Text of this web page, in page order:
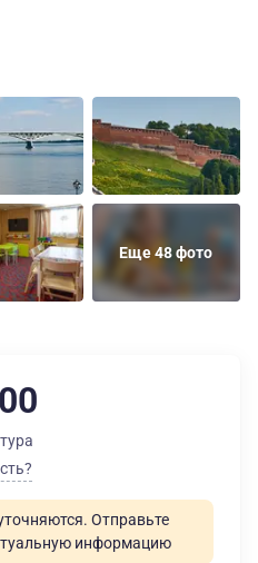
Еще 48 фото
Отправьте
информацию